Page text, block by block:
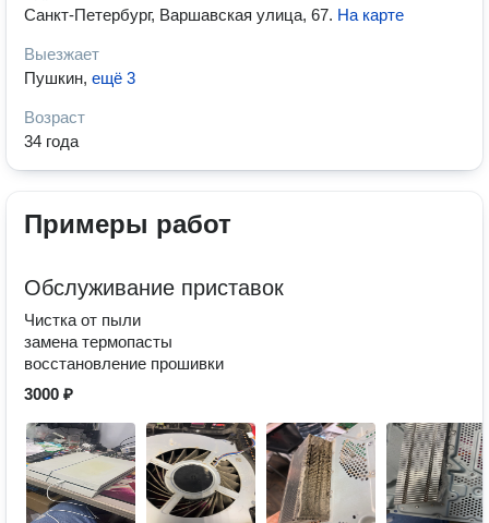
Санкт-Петербург, Варшавская улица, 67. На карте
Выезжает
Пушкин, ещё 3
Возраст
34 года
Примеры работ
Обслуживание приставок
Чистка от пыли
замена термопасты
восстановление прошивки
3000 ₽